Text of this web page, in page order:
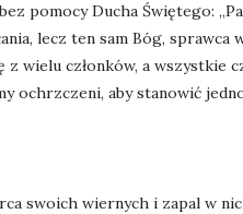
pomocy Ducha Świętego:
lecz ten sam Bóg,
z wielu członków, a wszystkie
ochrzczeni, aby stanowić
swoich wiernych i zapal w